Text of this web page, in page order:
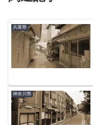
兵庫県
神奈川県